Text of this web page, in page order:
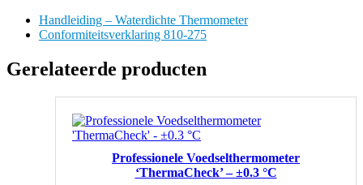
Handleiding – Waterdichte Thermometer
Conformiteitsverklaring 810-275
Gerelateerde producten
Professionele Voedselthermometer
‘ThermaCheck’ – ±0.3 °C